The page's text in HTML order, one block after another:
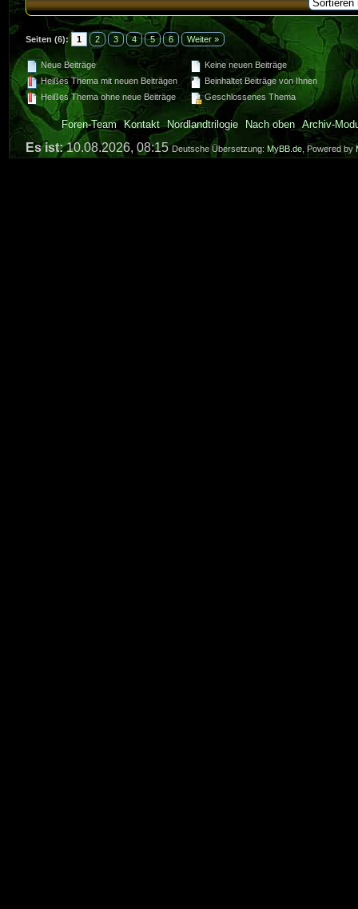
Seiten (6): 1 2 3 4 5 6 Weiter »
Neue Beiträge
Heißes Thema mit neuen Beiträgen
Heißes Thema ohne neue Beiträge
Keine neuen Beiträge
Beinhaltet Beiträge von Ihnen
Geschlossenes Thema
Foren-Team Kontakt Nordlandtrilogie Nach oben Archiv-
Es ist:10.08.2026, 08:15 Deutsche Übersetzung: MyBB.de , Powered by